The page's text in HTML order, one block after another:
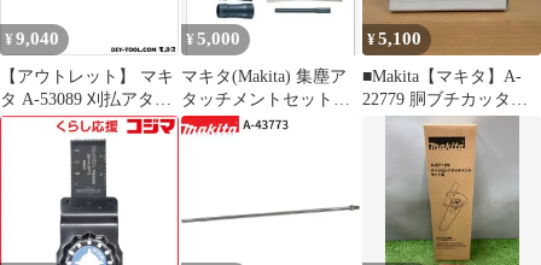
¥ 9,040
【アウトレット】 マキ
タ A-53089 刈払アタッ
チメント 1点
¥ 5,000
マキタ(Makita) 集塵ア
タッチメントセット品
196860-7
¥5,100
■Makita【マキタ】A-
22779 胴ブチカッタ
A25-3073、A25-3074